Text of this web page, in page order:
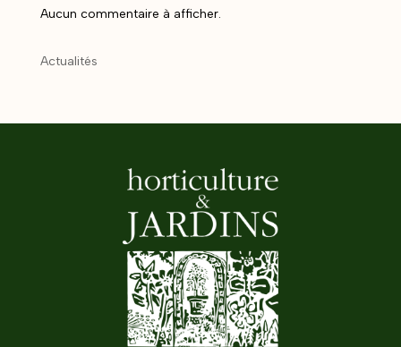
Aucun commentaire à afficher.
Actualités